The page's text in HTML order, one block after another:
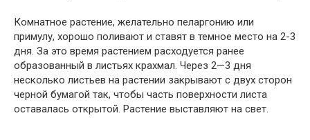
Комнатное растение, желательно пеларгонию или
примулу, хорошо поливают и ставят в темное место на 2-3
дня. За это время растением расходуется ранее
образованный в листьях крахмал. Через 2—3 дня
несколько листьев на растении закрывают с двух сторон
черной бумагой так, чтобы часть поверхности листа
оставалась открытой. Растение выставляют на свет.